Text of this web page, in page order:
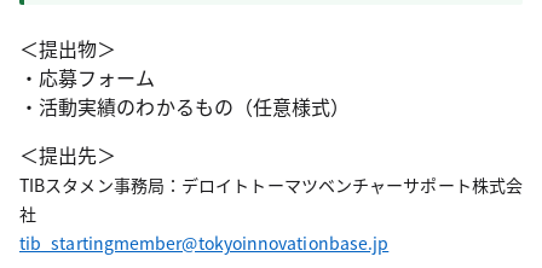
＜提出物＞
・応募フォーム
・活動実績のわかるもの（任意様式）
＜提出先＞
TIBスタメン事務局：デロイトトーマツベンチャーサポート株式会
社
tib_startingmember@tokyoinnovationbase.jp